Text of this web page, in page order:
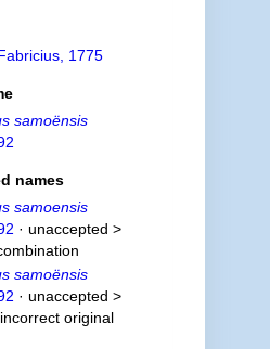
1775
samoënsis
names
samoensis
· unaccepted >
samoënsis
· unaccepted >
original